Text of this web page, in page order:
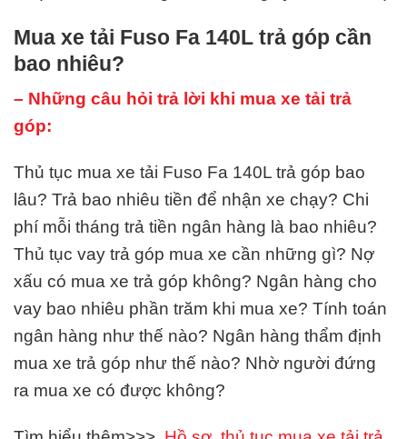
Mua xe tải Fuso Fa 140L trả góp cần
bao nhiêu?
– Những câu hỏi trả lời khi mua xe tải trả
góp:
Thủ tục mua xe tải Fuso Fa 140L trả góp bao
lâu? Trả bao nhiêu tiền để nhận xe chạy? Chi
phí mỗi tháng trả tiền ngân hàng là bao nhiêu?
Thủ tục vay trả góp mua xe cần những gì? Nợ
xấu có mua xe trả góp không? Ngân hàng cho
vay bao nhiêu phần trăm khi mua xe? Tính toán
ngân hàng như thế nào? Ngân hàng thẩm định
mua xe trả góp như thế nào? Nhờ người đứng
ra mua xe có được không?